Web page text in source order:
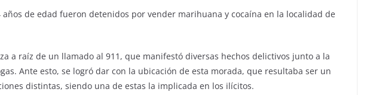
años de edad fueron detenidos por vender marihuana y cocaína en la localidad de
a raíz de un llamado al 911, que manifestó diversas hechos delictivos junto a la
Ante esto, se logró dar con la ubicación de esta morada, que resultaba ser un
distintas, siendo una de estas la implicada en los ilícitos.